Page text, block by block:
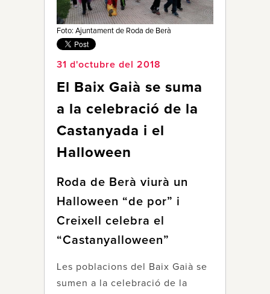
Qui Som
Foto: Ajuntament de Roda de Berà
31 d'octubre del 2018
El Baix Gaià se suma
a la celebració de la
Castanyada i el
Halloween
Roda de Berà viurà un
Halloween “de por” i
Creixell celebra el
“Castanyalloween”
Les poblacions del Baix Gaià se
sumen a la celebració de la